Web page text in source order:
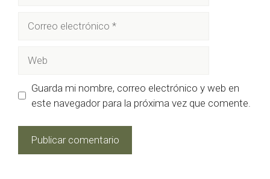
electrónico
Guarda mi nombre, correo electrónico y web en
este navegador para la próxima vez que comente.